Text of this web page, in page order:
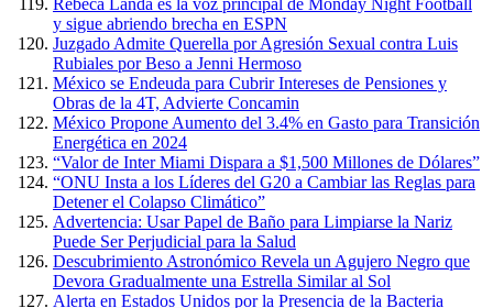
Rebeca Landa es la voz principal de Monday Night Football
y sigue abriendo brecha en ESPN
Juzgado Admite Querella por Agresión Sexual contra Luis
Rubiales por Beso a Jenni Hermoso
México se Endeuda para Cubrir Intereses de Pensiones y
Obras de la 4T, Advierte Concamin
México Propone Aumento del 3.4% en Gasto para Transición
Energética en 2024
“Valor de Inter Miami Dispara a $1,500 Millones de Dólares”
“ONU Insta a los Líderes del G20 a Cambiar las Reglas para
Detener el Colapso Climático”
Advertencia: Usar Papel de Baño para Limpiarse la Nariz
Puede Ser Perjudicial para la Salud
Descubrimiento Astronómico Revela un Agujero Negro que
Devora Gradualmente una Estrella Similar al Sol
Alerta en Estados Unidos por la Presencia de la Bacteria